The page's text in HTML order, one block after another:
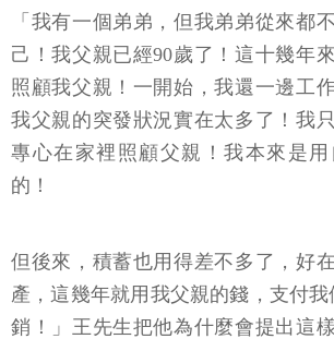
「我有一個弟弟，但我弟弟從來都
己！我父親已經90歲了！這十幾年
照顧我父親！一開始，我還一邊工
我父親的突發狀況實在太多了！我
專心在家裡照顧父親！我本來是
的！
但後來，積蓄也用得差不多了，好
產，這幾年就用我父親的錢，支付
銷！」王先生把他為什麼會提出這